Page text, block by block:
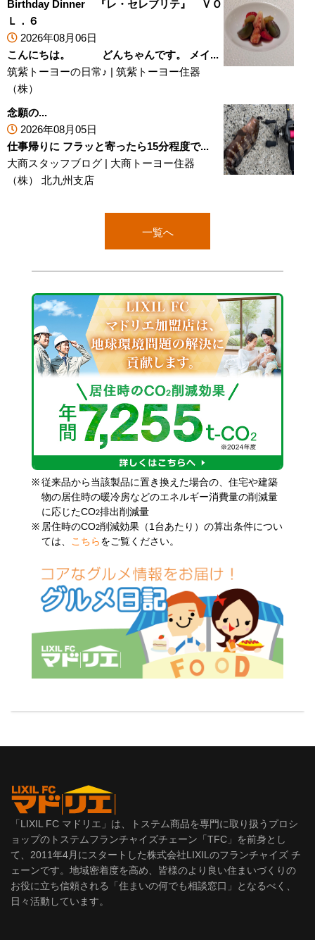
Birthday Dinner 『レ・セレブリテ』 ＶＯ
Ｌ．６
2026年08月06日
こんにちは。 どんちゃんです。 メイ...
筑紫トーヨーの日常♪ | 筑紫トーヨー住器
（株）
念願の...
2026年08月05日
仕事帰りに フラッと寄ったら15分程度で...
大商スタッフブログ | 大商トーヨー住器
（株） 北九州支店
一覧へ
※ 従来品から当該製品に置き換えた場合の、住宅や建築
物の居住時の暖冷房などのエネルギー消費量の削減量
に応じたCO2排出削減量
※ 居住時のCO2削減効果（1台あたり）の算出条件につい
ては、 こちら をご覧ください。
「LIXIL FC マドリエ」は、トステム商品を専門に取り扱うプロシ
ョップのトステムフランチャイズチェーン「TFC」を前身とし
て、2011年4月にスタートした株式会社LIXILのフランチャイズ チ
ェーンです。地域密着度を高め、皆様のより良い住まいづくりの
お役に立ち信頼される「住まいの何でも相談窓口」となるべく、
日々活動しています。